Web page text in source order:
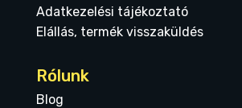
Adatkezelési tájékoztató
Elállás, termék visszaküldés
Rólunk
Blog